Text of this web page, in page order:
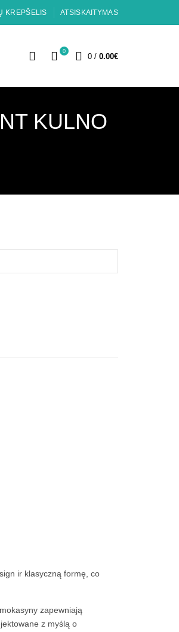
KREPŠELIS ATSISKAITYMAS
0
0 / 0.00€
KULNO
ir klasyczną formę, co
zapewniają
z myślą o